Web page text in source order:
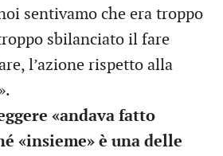
sentivamo che era troppo
sbilanciato il fare
l’azione rispetto alla
«andava fatto
«insieme» è una delle